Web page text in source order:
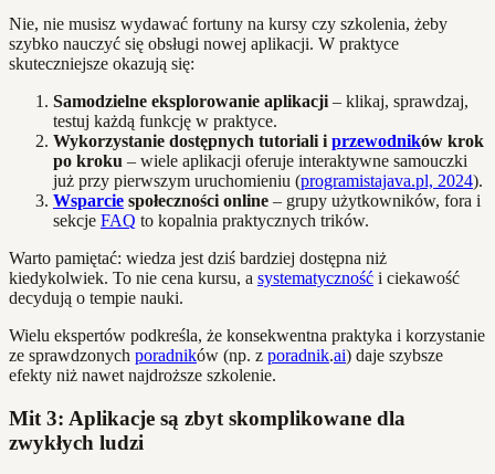
Nie, nie musisz wydawać fortuny na kursy czy szkolenia, żeby
szybko nauczyć się obsługi nowej aplikacji. W praktyce
skuteczniejsze okazują się:
Samodzielne eksplorowanie aplikacji – klikaj, sprawdzaj,
testuj każdą funkcję w praktyce.
Wykorzystanie dostępnych tutoriali i przewodników krok
po kroku – wiele aplikacji oferuje interaktywne samouczki
już przy pierwszym uruchomieniu (programistajava.pl, 2024).
Wsparcie społeczności online – grupy użytkowników, fora i
sekcje FAQ to kopalnia praktycznych trików.
Warto pamiętać: wiedza jest dziś bardziej dostępna niż
kiedykolwiek. To nie cena kursu, a systematyczność i ciekawość
decydują o tempie nauki.
Wielu ekspertów podkreśla, że konsekwentna praktyka i korzystanie
ze sprawdzonych poradników (np. z poradnik.ai) daje szybsze
efekty niż nawet najdroższe szkolenie.
Mit 3: Aplikacje są zbyt skomplikowane dla
zwykłych ludzi